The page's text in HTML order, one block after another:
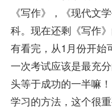
《写作》，《现代文
科。现在还剩《写作
有看完，从1月份开始
一次考试应该是最充
头等于成功的一半嘛
学习的方法，这个很